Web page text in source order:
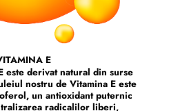
E
este derivat natural din surse
nostru de Vitamina E este
un antioxidant puternic
radicalilor liberi,